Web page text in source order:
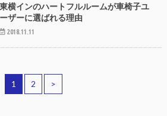
東横インのハートフルルームが車椅子ユ
ーザーに選ばれる理由
2018.11.11
1 2 >